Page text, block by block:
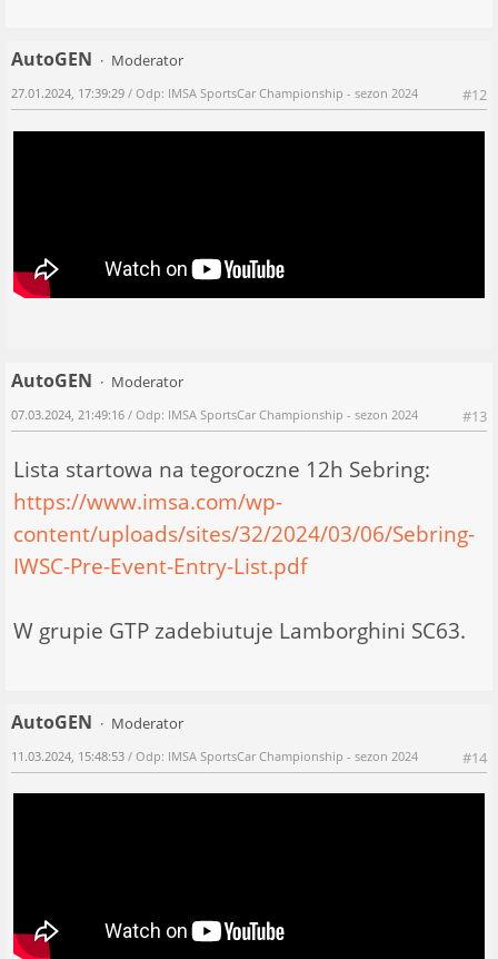
AutoGEN
Moderator
#12
27.01.2024, 17:39:29 / Odp: IMSA SportsCar Championship - sezon 2024
AutoGEN
Moderator
#13
07.03.2024, 21:49:16 / Odp: IMSA SportsCar Championship - sezon 2024
Lista startowa na tegoroczne 12h Sebring:
https://www.imsa.com/wp-
content/uploads/sites/32/2024/03/06/Sebring-
IWSC-Pre-Event-Entry-List.pdf
W grupie GTP zadebiutuje Lamborghini SC63.
AutoGEN
Moderator
#14
11.03.2024, 15:48:53 / Odp: IMSA SportsCar Championship - sezon 2024